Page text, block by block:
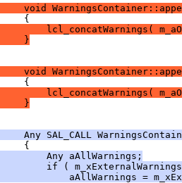
void
lcl_concatWarnings(
}
void
lcl_concatWarnings(
}
Any SAL_CALL
Any aAllWarnings;
if (
aAllWarnings =